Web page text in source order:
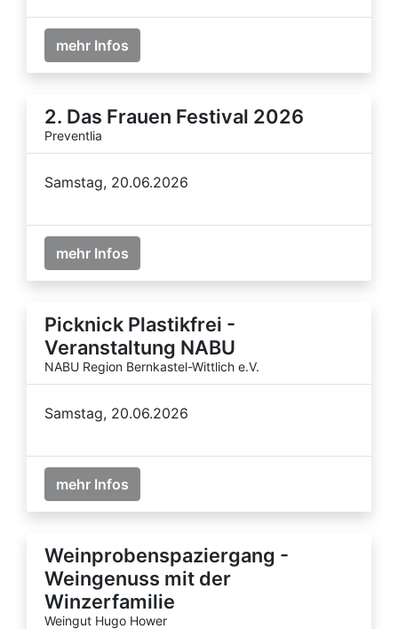
mehr Infos
2. Das Frauen Festival 2026
Preventlia
Samstag, 20.06.2026
mehr Infos
Picknick Plastikfrei -
Veranstaltung NABU
NABU Region Bernkastel-Wittlich e.V.
Samstag, 20.06.2026
mehr Infos
Weinprobenspaziergang -
Weingenuss mit der
Winzerfamilie
Weingut Hugo Hower